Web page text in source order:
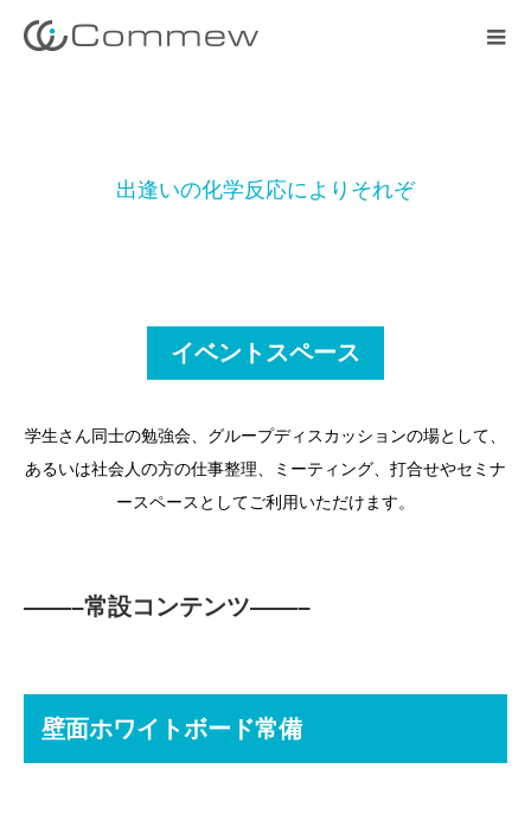
イベントスペース
逢いの化学反応によりそれぞれの
学生さん同士の勉強会、グループディスカッションの場として、
あるいは社会人の方の仕事整理、ミーティング、打合せやセミナ
ースペースとしてご利用いただけます。
——–常設コンテンツ——–
壁面ホワイトボード常備